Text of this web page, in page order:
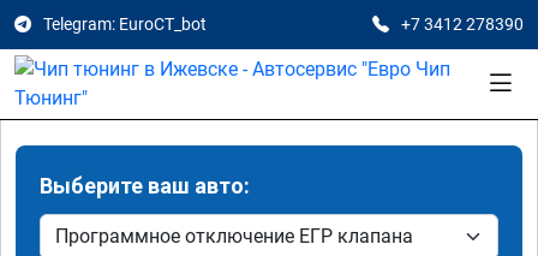
Telegram: EuroCT_bot +7 3412 278390
Выберите ваш авто: